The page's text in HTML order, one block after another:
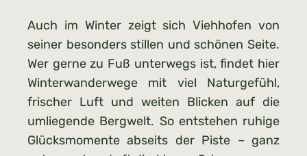
Auch im Winter zeigt sich Viehhofen von
seiner besonders stillen und schönen Seite.
Wer gerne zu Fuß unterwegs ist, findet hier
Winterwanderwege mit viel Naturgefühl,
frischer Luft und weiten Blicken auf die
umliegende Bergwelt. So entstehen ruhige
Glücksmomente abseits der Piste – ganz